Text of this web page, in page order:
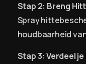
Stap 2: Breng
Spray
houdbaarheid
Stap 3: Verdeel